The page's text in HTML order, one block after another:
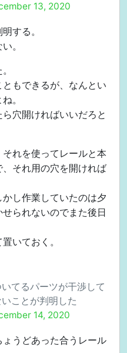
13, 2020
する。
。
もできるが、なんとい
。
穴開ければいいだろと
れを使ってレールと本
それ用の穴を開ければ
し作業していたのは夕
られないのでまた後日
いておく。
てるパーツが干渉して
ことが判明した
14, 2020
うどあった合うレール